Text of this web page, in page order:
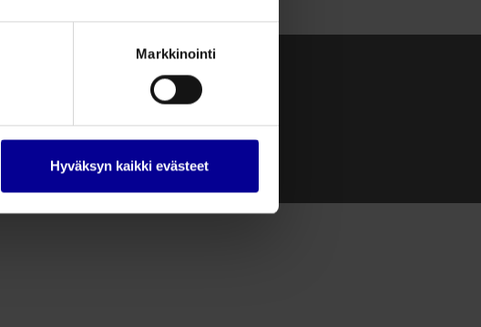
Markkinointi
Hyväksyn kaikki evästeet
Tietosuojaseloste
Toimitustavat